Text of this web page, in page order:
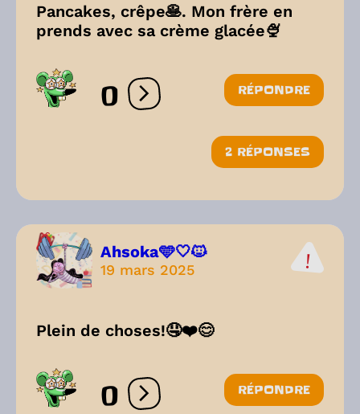
Pancakes, crêpe🥞. Mon frère en
prends avec sa crème glacée🍨
0 Ouvrir les réactions
RÉPONDRE
2 RÉPONSES
Ahsoka🩵🤍🐱
19 mars 2025
Plein de choses!🤤❤️😊
0 Ouvrir les réactions
RÉPONDRE